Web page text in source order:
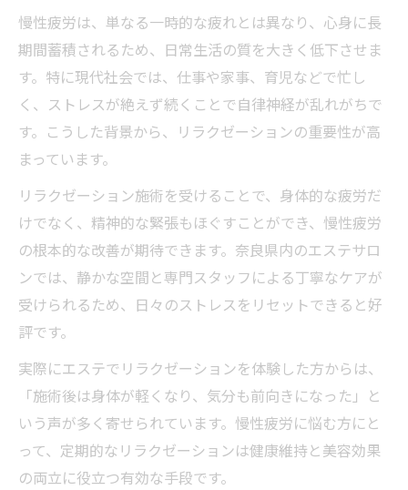
慢性疲労は、単なる一時的な疲れとは異なり、心身に長
期間蓄積されるため、日常生活の質を大きく低下させま
す。特に現代社会では、仕事や家事、育児などで忙し
く、ストレスが絶えず続くことで自律神経が乱れがちで
す。こうした背景から、リラクゼーションの重要性が高
まっています。
リラクゼーション施術を受けることで、身体的な疲労だ
けでなく、精神的な緊張もほぐすことができ、慢性疲労
の根本的な改善が期待できます。奈良県内のエステサロ
ンでは、静かな空間と専門スタッフによる丁寧なケアが
受けられるため、日々のストレスをリセットできると好
評です。
実際にエステでリラクゼーションを体験した方からは、
「施術後は身体が軽くなり、気分も前向きになった」と
いう声が多く寄せられています。慢性疲労に悩む方にと
って、定期的なリラクゼーションは健康維持と美容効果
の両立に役立つ有効な手段です。